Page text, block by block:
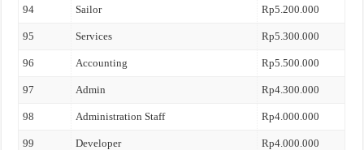
94 Sailor Rp5.200.000
95 Services Rp5.300.000
96 Accounting Rp5.500.000
97 Admin Rp4.300.000
98 Administration Staff Rp4.000.000
99 Developer Rp4.000.000